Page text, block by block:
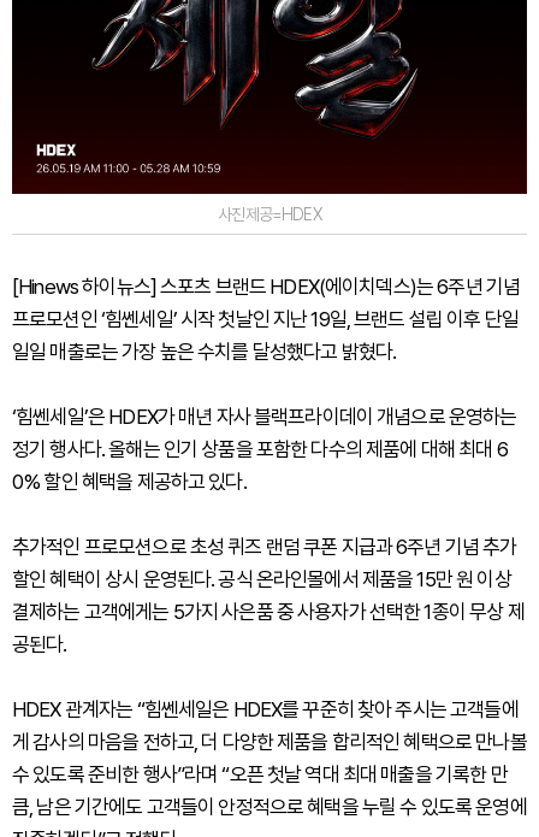
사진제공=HDEX
[Hinews 하이뉴스] 스포츠 브랜드 HDEX(에이치덱스)는 6주년 기념
프로모션인 ‘힘쎈세일’ 시작 첫날인 지난 19일, 브랜드 설립 이후 단일
일일 매출로는 가장 높은 수치를 달성했다고 밝혔다.
‘힘쎈세일’은 HDEX가 매년 자사 블랙프라이데이 개념으로 운영하는
정기 행사다. 올해는 인기 상품을 포함한 다수의 제품에 대해 최대 6
0% 할인 혜택을 제공하고 있다.
추가적인 프로모션으로 초성 퀴즈 랜덤 쿠폰 지급과 6주년 기념 추가
할인 혜택이 상시 운영된다. 공식 온라인몰에서 제품을 15만 원 이상
결제하는 고객에게는 5가지 사은품 중 사용자가 선택한 1종이 무상 제
공된다.
HDEX 관계자는 “힘쎈세일은 HDEX를 꾸준히 찾아 주시는 고객들에
게 감사의 마음을 전하고, 더 다양한 제품을 합리적인 혜택으로 만나볼
수 있도록 준비한 행사”라며 “오픈 첫날 역대 최대 매출을 기록한 만
큼, 남은 기간에도 고객들이 안정적으로 혜택을 누릴 수 있도록 운영에